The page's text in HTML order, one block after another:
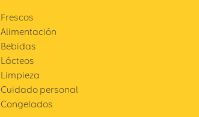
Frescos
Alimentación
Bebidas
Lácteos
Limpieza
Cuidado personal
Congelados